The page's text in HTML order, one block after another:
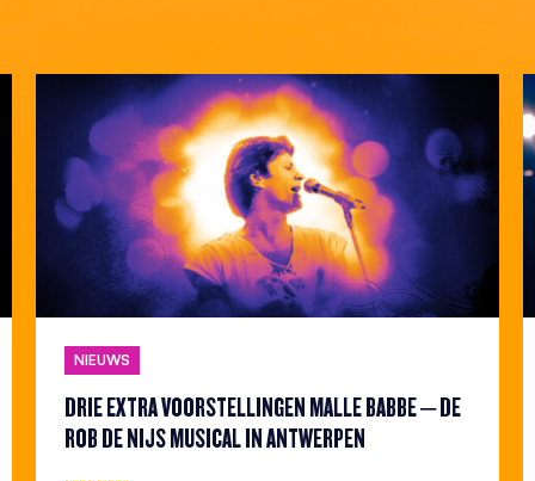
NIEUWS
DRIE EXTRA VOORSTELLINGEN MALLE BABBE – DE
ROB DE NIJS MUSICAL IN ANTWERPEN